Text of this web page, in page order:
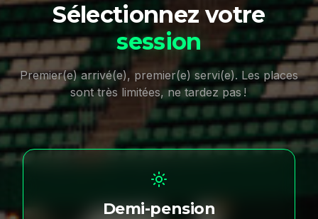
Sélectionnez votre
session
Premier(e) arrivé(e), premier(e) servi(e). Les places
sont très limitées, ne tardez pas !
Demi-pension